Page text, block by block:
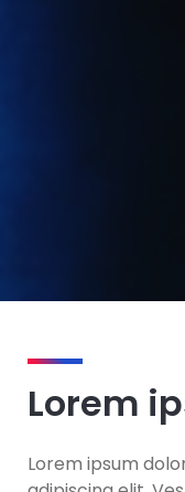
Lorem
Lorem ipsum